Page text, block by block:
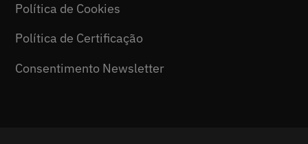
Política de Cookies
Política de Certificação
Consentimento Newsletter